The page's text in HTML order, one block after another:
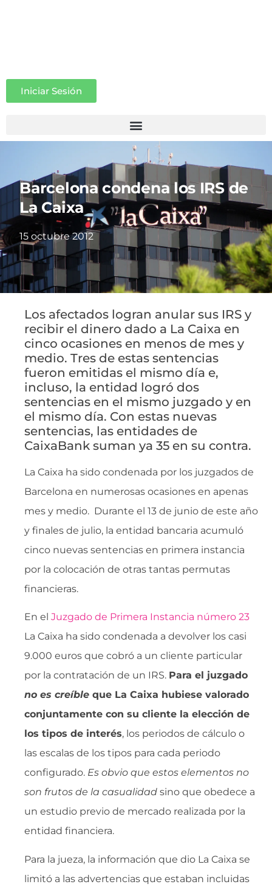
Iniciar Sesión
Barcelona condena los IRS de
La Caixa
15 octubre 2012
Los afectados logran anular sus IRS y
recibir el dinero dado a La Caixa en
cinco ocasiones en menos de mes y
medio. Tres de estas sentencias
fueron emitidas el mismo día e,
incluso, la entidad logró dos
sentencias en el mismo juzgado y en
el mismo día. Con estas nuevas
sentencias, las entidades de
CaixaBank suman ya 35 en su contra.
La Caixa ha sido condenada por los juzgados de
Barcelona en numerosas ocasiones en apenas
mes y medio. Durante el 13 de junio de este año
y finales de julio, la entidad bancaria acumuló
cinco nuevas sentencias en primera instancia
por la colocación de otras tantas permutas
financieras.
En el Juzgado de Primera Instancia número 23
La Caixa ha sido condenada a devolver los casi
9.000 euros que cobró a un cliente particular
por la contratación de un IRS. Para el juzgado
no es creíble  que La Caixa hubiese valorado
conjuntamente con su cliente la elección de
los tipos de interés, los periodos de cálculo o
las escalas de los tipos para cada periodo
configurado.  Es obvio que estos elementos no
son frutos de la casualidad  sino que obedece a
un estudio previo de mercado realizada por la
entidad financiera.
Para la jueza, la información que dio La Caixa se
limitó a las advertencias que estaban incluidas